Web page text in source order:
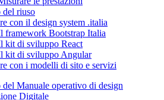
del riuso
con il design system .italia
framework Bootstrap Italia
kit di sviluppo React
kit di sviluppo Angular
con i modelli di sito e servizi
del Manuale operativo di design